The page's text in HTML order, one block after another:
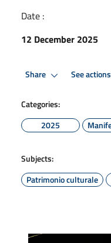
Date :
12 December 2025
Share See actions
Categories:
2025
Subjects:
Patrimonio culturale